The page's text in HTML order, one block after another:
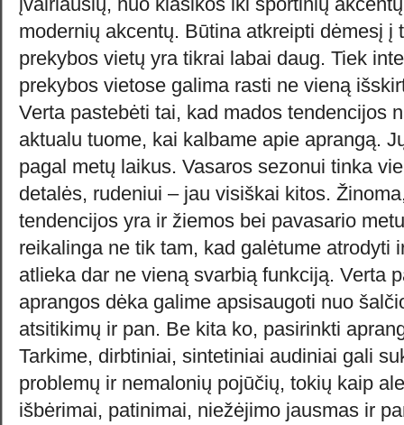
modernių akcentų. Būtina atkreipti dėmesį į
prekybos vietų yra tikrai labai daug. Tiek
prekybos vietose galima rasti ne vieną
Verta pastebėti tai, kad mados tendencijos
aktualu tuome, kai kalbame apie aprangą.
pagal metų laikus. Vasaros sezonui tinka
detalės, rudeniui – jau visiškai kitos.
tendencijos yra ir žiemos bei pavasario
reikalinga ne tik tam, kad galėtume atrodyti
atlieka dar ne vieną svarbią funkciją. Verta
aprangos dėka galime apsisaugoti nuo
atsitikimų ir pan. Be kita ko, pasirinkti
Tarkime, dirbtiniai, sintetiniai audiniai gali
problemų ir nemalonių pojūčių, tokių kaip
išbėrimai, patinimai, niežėjimo jausmas ir